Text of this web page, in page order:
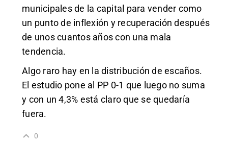
municipales de la capital para vender como
un punto de inflexión y recuperación después
de unos cuantos años con una mala
tendencia.
Algo raro hay en la distribución de escaños.
El estudio pone al PP 0-1 que luego no suma
y con un 4,3% está claro que se quedaría
fuera.
0